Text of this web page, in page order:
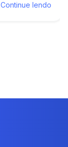
Continue lendo